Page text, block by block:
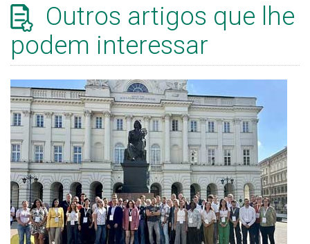
Outros artigos que lhe
podem interessar